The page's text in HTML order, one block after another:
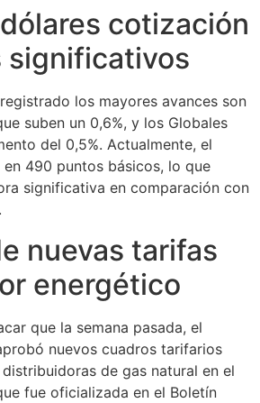
cotización
significativos
los mayores avances son
suben un 0,6%, y los Globales
del 0,5%. Actualmente, el
en 490 puntos básicos, lo que
significativa en comparación con
nuevas tarifas
energético
que la semana pasada, el
nuevos cuadros tarifarios
de gas natural en el
fue oficializada en el Boletín